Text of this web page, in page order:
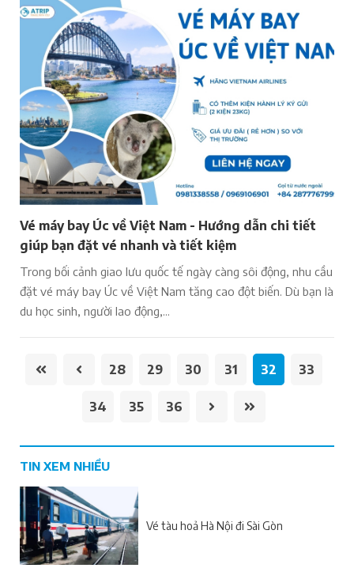
Vé máy bay Úc về Việt Nam - Hướng dẫn chi tiết
giúp bạn đặt vé nhanh và tiết kiệm
Trong bối cảnh giao lưu quốc tế ngày càng sôi động, nhu cầu
đặt vé máy bay Úc về Việt Nam tăng cao đột biến. Dù bạn là
du học sinh, người lao động,...
28 29 30 31 32 33
34 35 36
TIN XEM NHIỀU
Vé tàu hoả Hà Nội đi Sài Gòn